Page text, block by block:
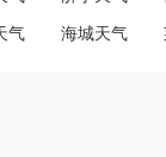
气 海城天气